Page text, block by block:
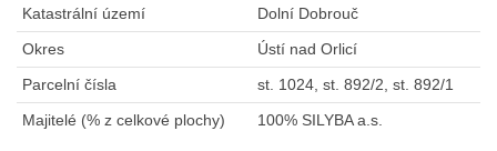
Katastrální území
Dolní Dobrouč
Okres
Ústí nad Orlicí
Parcelní čísla
st. 1024, st. 892/2, st. 892/1
Majitelé (% z celkové plochy)
100% SILYBA a.s.